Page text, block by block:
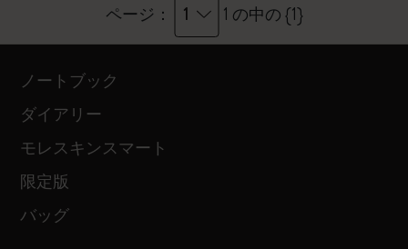
ページ： 1 1 の中の {1}
ノートブック
ダイアリー
モレスキンスマート
限定版
バッグ